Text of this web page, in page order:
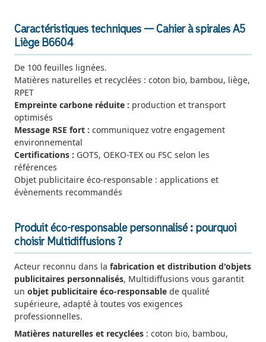
Caractéristiques techniques — Cahier à spirales A5
Liège B6604
De 100 feuilles lignées.
Matières naturelles et recyclées : coton bio, bambou, liège,
RPET
Empreinte carbone réduite : production et transport
optimisés
Message RSE fort : communiquez votre engagement
environnemental
Certifications : GOTS, OEKO-TEX ou FSC selon les
références
Objet publicitaire éco-responsable : applications et
évènements recommandés
Produit éco-responsable personnalisé : pourquoi
choisir Multidiffusions ?
Acteur reconnu dans la fabrication et distribution d'objets
publicitaires personnalisés, Multidiffusions vous garantit
un objet publicitaire éco-responsable de qualité
supérieure, adapté à toutes vos exigences
professionnelles.
Matières naturelles et recyclées : coton bio, bambou,